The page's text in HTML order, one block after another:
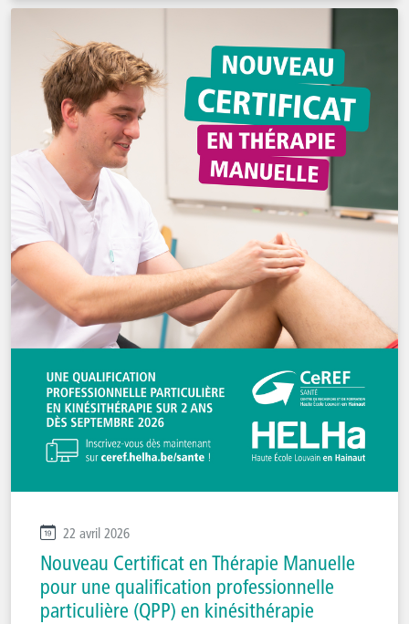
22 avril 2026
Nouveau Certificat en Thérapie Manuelle
pour une qualification professionnelle
particulière (QPP) en kinésithérapie